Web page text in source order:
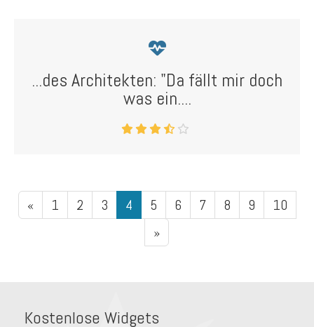
...des Architekten: "Da fällt mir doch
was ein....
« 1 2 3 4 5 6 7 8 9
10
»
Kostenlose Widgets